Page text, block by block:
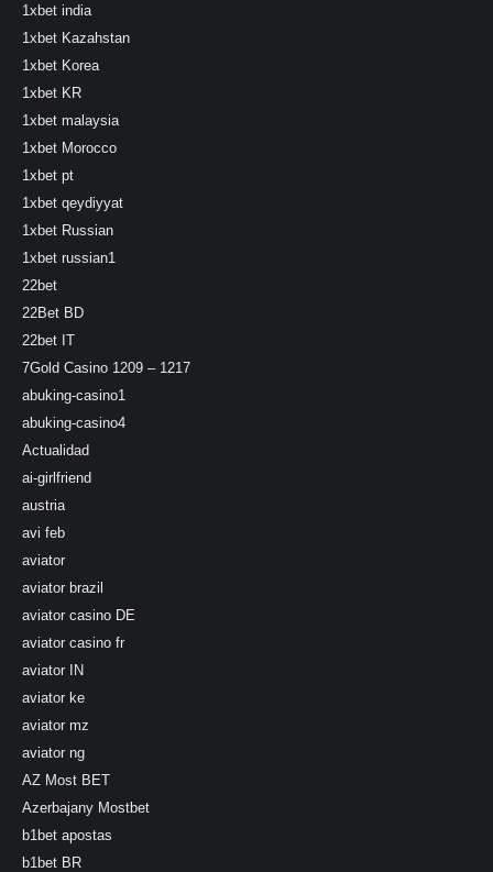
1xbet india
1xbet Kazahstan
1xbet Korea
1xbet KR
1xbet malaysia
1xbet Morocco
1xbet pt
1xbet qeydiyyat
1xbet Russian
1xbet russian1
22bet
22Bet BD
22bet IT
7Gold Casino 1209 – 1217
abuking-casino1
abuking-casino4
Actualidad
ai-girlfriend
austria
avi feb
aviator
aviator brazil
aviator casino DE
aviator casino fr
aviator IN
aviator ke
aviator mz
aviator ng
AZ Most BET
Azerbajany Mostbet
b1bet apostas
b1bet BR